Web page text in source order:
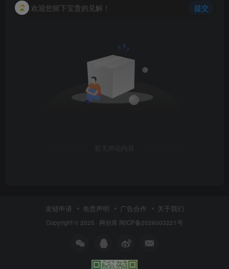
欢迎您留下宝贵的见解！ 提交
暂无评论内容
友链申请 免责声明 广告合作 关于我们
Copyright © 2025 · 网创库 闽ICP备2026003221号